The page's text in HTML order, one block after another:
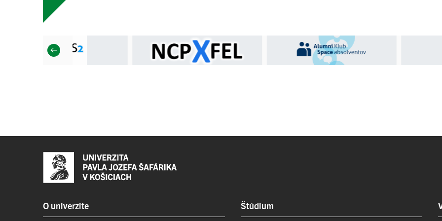
O univerzite Štúdium